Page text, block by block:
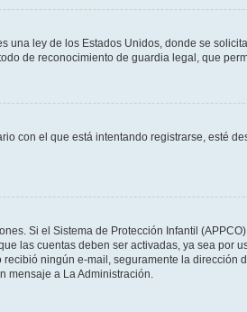
ley de los Estados Unidos, donde se
de reconocimiento de guardia legal, que
con el que está intentando registrarse, esté
Si el Sistema de Protección Infantil
las cuentas deben ser activadas, ya sea por
ningún e-mail, seguramente la
mensaje a La Administración.